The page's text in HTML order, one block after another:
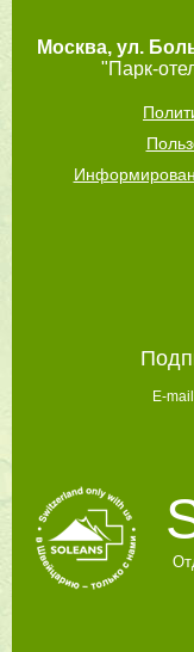
Москва, ул.
"Парк-
E-